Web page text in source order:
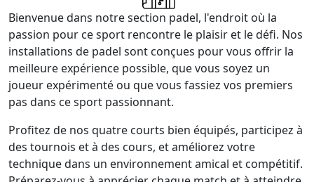
Bienvenue dans notre section padel, l'endroit où la
passion pour ce sport rencontre le plaisir et le défi. Nos
installations de padel sont conçues pour vous offrir la
meilleure expérience possible, que vous soyez un
joueur expérimenté ou que vous fassiez vos premiers
pas dans ce sport passionnant.
Profitez de nos quatre courts bien équipés, participez à
des tournois et à des cours, et améliorez votre
technique dans un environnement amical et compétitif.